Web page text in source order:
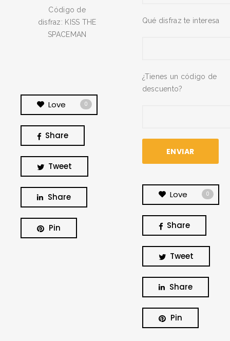
Código de
disfraz: KISS THE
SPACEMAN
Love 0
Share
Tweet
Share
Pin
Qué disfraz te interesa
¿Tienes un código de
descuento?
Love 0
Share
Tweet
Share
Pin